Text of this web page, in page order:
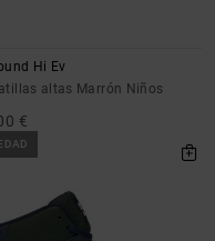
Hi Ev
altas Marrón Niños
€